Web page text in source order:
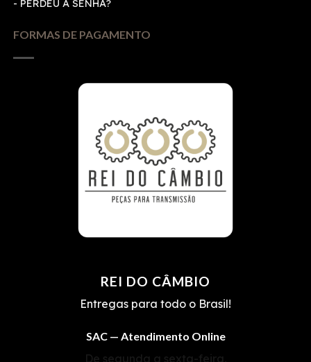
- PERDEU A SENHA?
FORMAS DE PAGAMENTO
REI DO CÂMBIO
Entregas para todo o Brasil!
SAC — Atendimento Online
De segunda a sexta-feira,